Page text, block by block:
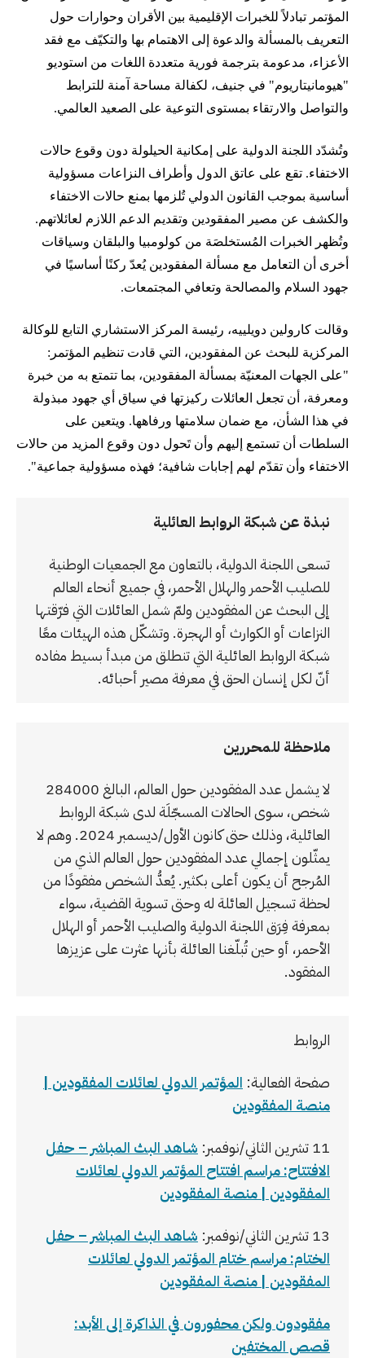
المؤتمر تبادلاً للخبرات الإقليمية بين الأقران وحوارات حول
التعريف بالمسألة والدعوة إلى الاهتمام بها والتكيّف مع فقد
الأعزاء، مدعومة بترجمة فورية متعددة اللغات من استوديو
"هيومانيتاريوم" في جنيف، لكفالة مساحة آمنة للترابط
والتواصل والارتقاء بمستوى التوعية على الصعيد العالمي.
وتُشدّد اللجنة الدولية على إمكانية الحيلولة دون وقوع حالات
الاختفاء. تقع على عاتق الدول وأطراف النزاعات مسؤولية
أساسية بموجب القانون الدولي تُلزمها بمنع حالات الاختفاء
والكشف عن مصير المفقودين وتقديم الدعم اللازم لعائلاتهم.
وتُظهر الخبرات المُستخلصَة من كولومبيا والبلقان وسياقات
أخرى أن التعامل مع مسألة المفقودين يُعدّ ركنًا أساسيًا في
جهود السلام والمصالحة وتعافي المجتمعات.
وقالت كارولين دويلييه، رئيسة المركز الاستشاري التابع للوكالة
المركزية للبحث عن المفقودين، التي قادت تنظيم المؤتمر:
"على الجهات المعنيّة بمسألة المفقودين، بما تتمتع به من خبرة
ومعرفة، أن تجعل العائلات ركيزتها في سياق أي جهود مبذولة
في هذا الشأن، مع ضمان سلامتها ورفاهها. ويتعين على
السلطات أن تستمع إليهم وأن تَحول دون وقوع المزيد من حالات
الاختفاء وأن تقدّم لهم إجابات شافية؛ فهذه مسؤولية جماعية".
نبذة عن شبكة الروابط العائلية
تسعى اللجنة الدولية، بالتعاون مع الجمعيات الوطنية
للصليب الأحمر والهلال الأحمر، في جميع أنحاء العالم
إلى البحث عن المفقودين ولمّ شمل العائلات التي فرّقتها
النزاعات أو الكوارث أو الهجرة. وتشكّل هذه الهيئات معًا
شبكة الروابط العائلية التي تنطلق من مبدأ بسيط مفاده
أنّ لكل إنسان الحق في معرفة مصير أحبائه.
ملاحظة للمحررين
لا يشمل عدد المفقودين حول العالم، البالغ 284000
شخص، سوى الحالات المسجّلَة لدى شبكة الروابط
العائلية، وذلك حتى كانون الأول/ديسمبر 2024. وهم لا
يمثّلون إجمالي عدد المفقودين حول العالم الذي من
المُرجح أن يكون أعلى بكثير. يُعدُّ الشخص مفقودًا من
لحظة تسجيل العائلة له وحتى تسوية القضية، سواء
بمعرفة فِرَق اللجنة الدولية والصليب الأحمر أو الهلال
الأحمر، أو حين تُبلّغنا العائلة بأنها عثرت على عزيزها
المفقود.
الروابط
صفحة الفعالية: المؤتمر الدولي لعائلات المفقودين |
منصة المفقودين
11 تشرين الثاني/نوفمبر:
شاهد البث المباشر – حفل
الافتتاح: مراسم افتتاح المؤتمر الدولي لعائلات
المفقودين | منصة المفقودين
13 تشرين الثاني/نوفمبر:
شاهد البث المباشر – حفل
الختام: مراسم ختام المؤتمر الدولي لعائلات
المفقودين | منصة المفقودين
مفقودون ولكن محفورون في الذاكرة إلى الأبد:
قصص المختفين